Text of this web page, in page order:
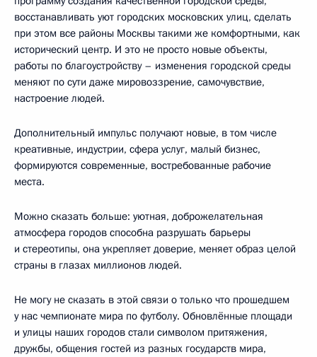
восстанавливать уют городских московских улиц, сделать
при этом все районы Москвы такими же комфортными, как
исторический центр. И это не просто новые объекты,
работы по благоустройству – изменения городской среды
меняют по сути даже мировоззрение, самочувствие,
настроение людей.
Дополнительный импульс получают новые, в том числе
креативные, индустрии, сфера услуг, малый бизнес,
формируются современные, востребованные рабочие
места.
Можно сказать больше: уютная, доброжелательная
атмосфера городов способна разрушать барьеры
и стереотипы, она укрепляет доверие, меняет образ целой
страны в глазах миллионов людей.
Не могу не сказать в этой связи о только что прошедшем
у нас чемпионате мира по футболу. Обновлённые площади
и улицы наших городов стали символом притяжения,
дружбы, общения гостей из разных государств мира,